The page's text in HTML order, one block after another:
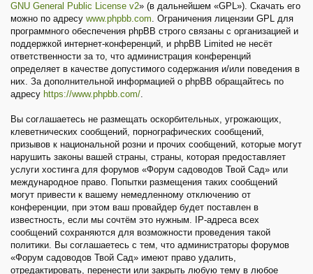
GNU General Public License v2» (в дальнейшем «GPL»). Скачать его
можно по адресу www.phpbb.com. Ограничения лицензии GPL для
программного обеспечения phpBB строго связаны с организацией и
поддержкой интернет-конференций, и phpBB Limited не несёт
ответственности за то, что администрация конференций
определяет в качестве допустимого содержания и/или поведения в
них. За дополнительной информацией о phpBB обращайтесь по
адресу https://www.phpbb.com/.
Вы соглашаетесь не размещать оскорбительных, угрожающих,
клеветнических сообщений, порнографических сообщений,
призывов к национальной розни и прочих сообщений, которые могут
нарушить законы вашей страны, страны, которая предоставляет
услуги хостинга для форумов «Форум садоводов Твой Сад» или
международное право. Попытки размещения таких сообщений
могут привести к вашему немедленному отключению от
конференции, при этом ваш провайдер будет поставлен в
известность, если мы сочтём это нужным. IP-адреса всех
сообщений сохраняются для возможности проведения такой
политики. Вы соглашаетесь с тем, что администраторы форумов
«Форум садоводов Твой Сад» имеют право удалить,
отредактировать, перенести или закрыть любую тему в любое